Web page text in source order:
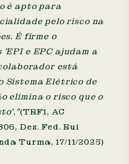
é apto para
pelo risco na
É firme o
e EPC ajudam a
está
Sistema Elétrico de
elimina o risco que o
(TRF1, AC
Des. Fed. Rui
Turma, 17/11/2025)